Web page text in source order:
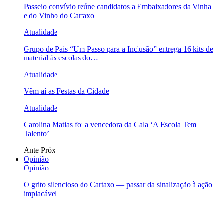
Passeio convívio reúne candidatos a Embaixadores da Vinha
e do Vinho do Cartaxo
Atualidade
Grupo de Pais “Um Passo para a Inclusão” entrega 16 kits de
material às escolas do…
Atualidade
Vêm aí as Festas da Cidade
Atualidade
Carolina Matias foi a vencedora da Gala ‘A Escola Tem
Talento’
Ante Próx
Opinião
Opinião
O grito silencioso do Cartaxo — passar da sinalização à ação
implacável